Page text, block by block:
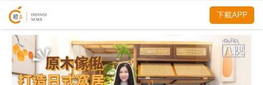
下載APP